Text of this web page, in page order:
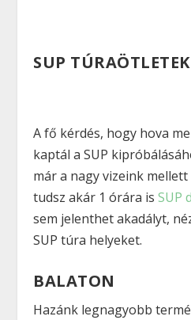
SUP TÚRAÖTLETEK
A fő kérdés, hogy hova
kaptál a SUP
már a nagy vizeink
tudsz akár 1 órára isSUP
sem jelenthet akadályt,
SUP túra helyeket.
BALATON
Hazánk legnagyobb